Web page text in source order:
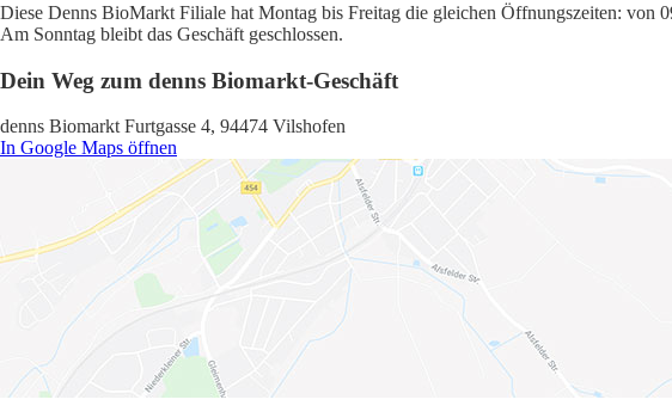
Diese Denns BioMarkt Filiale hat Montag bis Freitag die gleichen Öffnungszeiten: von
Am Sonntag bleibt das Geschäft geschlossen.
Dein Weg zum denns Biomarkt-Geschäft
denns Biomarkt Furtgasse 4, 94474 Vilshofen
In Google Maps öffnen